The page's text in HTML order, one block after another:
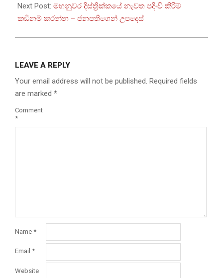
12
Next Post: මහනුවර දිස්ත්‍රික්කයේ නැවත පදිංචි කිරීම්
කඩිනම් කරන්න – ජනපතිගෙන් උපදෙස්
LEAVE A REPLY
Your email address will not be published. Required fields
are marked *
Comment
*
Name *
Email *
Website